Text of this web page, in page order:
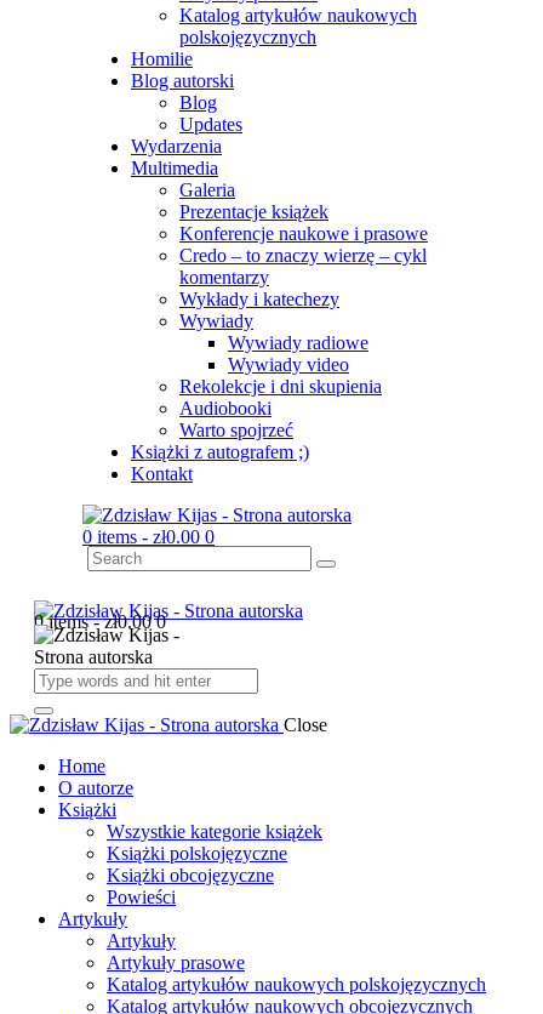
Katalog artykułów naukowych
polskojęzycznych
Homilie
Blog autorski
Blog
Updates
Wydarzenia
Multimedia
Galeria
Prezentacje książek
Konferencje naukowe i prasowe
Credo – to znaczy wierzę – cykl
komentarzy
Wykłady i katechezy
Wywiady
Wywiady radiowe
Wywiady video
Rekolekcje i dni skupienia
Audiobooki
Warto spojrzeć
Książki z autografem ;)
Kontakt
0 items - zł0.00 0
0 items-zł0.00 0
Close
Home
O autorze
Książki
Wszystkie kategorie książek
Książki polskojęzyczne
Książki obcojęzyczne
Powieści
Artykuły
Artykuły
Artykuły prasowe
Katalog artykułów naukowych polskojęzycznych
Katalog artykułów naukowych obcojęzycznych